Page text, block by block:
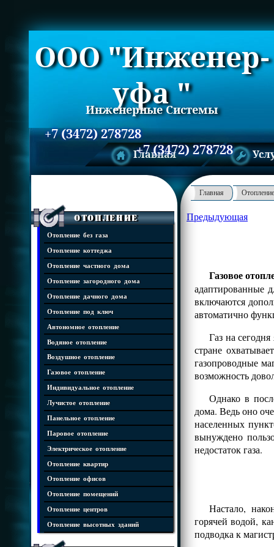
ООО "Инженер-
уфа "
Инженерные Системы
+7 (3472) 278728
+7 (3472) 278728
Главная
Отопление
Отопление без газа
Отопление коттеджа
Отопление частного дома
Отопление загородного дома
Отопление дачного дома
Отопление под ключ
Автономное отопление
Водяное отопление
Воздушное отопление
Газовое отопление
Индивидуальное отопление
Лучистое отопление
Панельное отопление
Паровое отопление
Электрическое отопление
Отопление квартир
Отопление офисов
Отопление помещений
Отопление центров
Отопление высотных зданий
Главная Отопление
Предыдующая
Газовое
адаптированные
включаются
автоматично
Газ на
стране
газопроводные
возможность
Однако в
дома. Ведь оно
населенных
вынуждено
недостаток газа.
Настало,
горячей водой,
подводка к